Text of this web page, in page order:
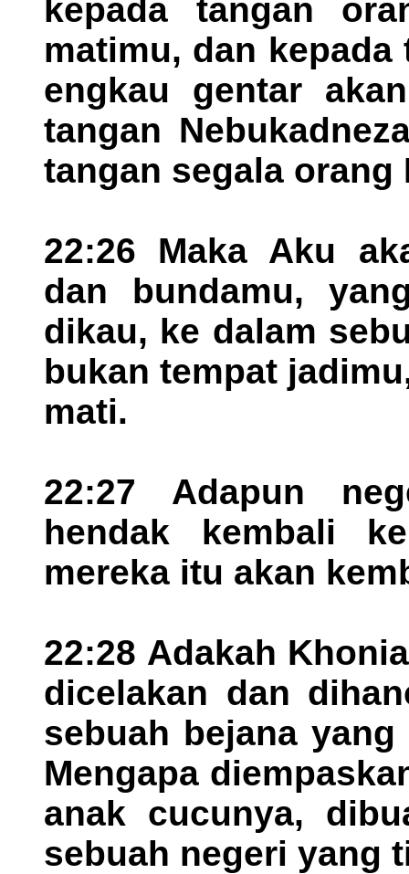
kepada tangan
matimu, dan
engkau gentar
tangan
tangan segala orang
22:26 Maka Aku
dan bundamu,
dikau, ke dalam
bukan tempat
mati.
22:27 Adapun
hendak kembali
mereka itu akan
22:28 Adakah
dicelakan dan
sebuah bejana
Mengapa
anak cucunya,
sebuah negeri yang